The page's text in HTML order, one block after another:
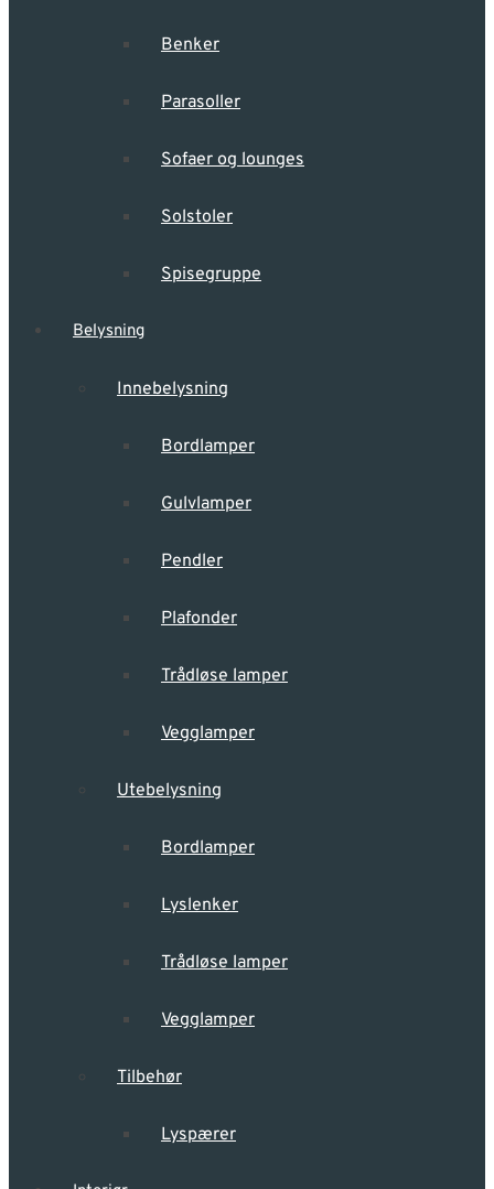
Benker
Parasoller
Sofaer og lounges
Solstoler
Spisegruppe
Belysning
Innebelysning
Bordlamper
Gulvlamper
Pendler
Plafonder
Trådløse lamper
Vegglamper
Utebelysning
Bordlamper
Lyslenker
Trådløse lamper
Vegglamper
Tilbehør
Lyspærer